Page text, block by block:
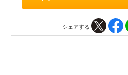
シェアする